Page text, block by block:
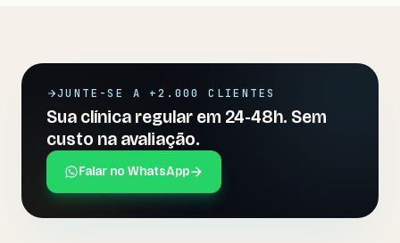
JUNTE-SE A +2.000 CLIENTES
Sua clínica regular em 24-48h. Sem
custo na avaliação.
Falar no WhatsApp